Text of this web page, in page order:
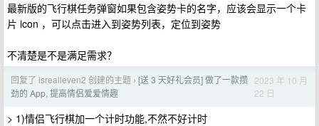
最新版的飞行棋任务弹窗如果包含姿势卡的名字，应该会显示一个卡
片 icon ，可以点击进入到姿势列表，定位到姿势
不清楚是不是满足需求？
回复了 isrealleven2 创建的主题 › [送 3 天好礼会员] 做了一款攒
劲的 App, 提高情侣爱爱情趣
2023 年 10 月
22 日
> 1)情侣飞行棋加一个计时功能,不然不好计时